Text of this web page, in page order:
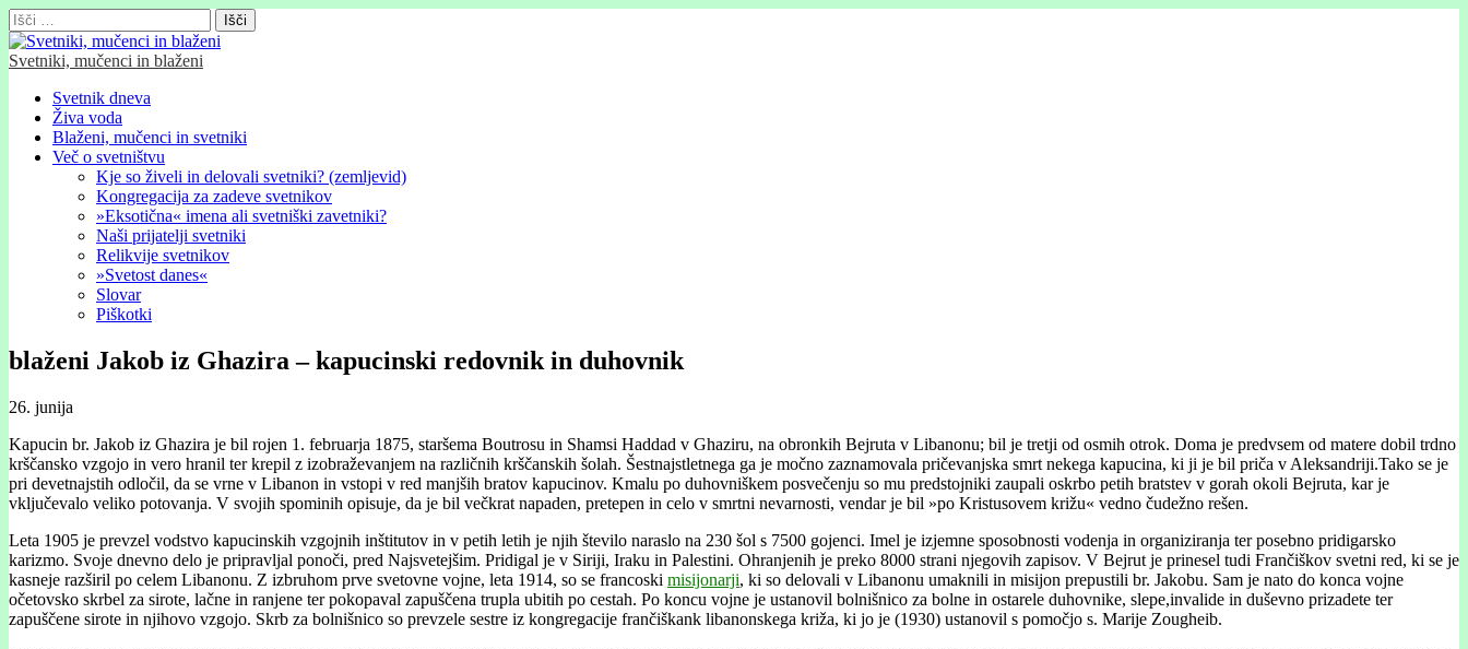
Išči:
Svetniki, mučenci in blaženi
Glavni
meni
Skip
content
Svetnik dneva
Živa voda
Blaženi, mučenci in svetniki
Več o svetništvu
Kje so živeli in delovali svetniki? (zemljevid)
Kongregacija za zadeve svetnikov
»Eksotična« imena ali svetniški zavetniki?
Naši prijatelji svetniki
Relikvije svetnikov
»Svetost danes«
Slovar
Piškotki
blaženi Jakob iz Ghazira – kapucinski redovnik in duhovnik
26. junija
Kapucin br. Jakob iz Ghazira je bil rojen 1. februarja 1875, staršema Boutrosu in Shamsi Haddad v Ghaziru, na obronkih Bejruta v Libanonu; bil je tretji od osmih otrok. Doma je predvsem od matere dobil trdno
krščansko vzgojo in vero hranil ter krepil z izobraževanjem na različnih krščanskih šolah. Šestnajstletnega ga je močno zaznamovala pričevanjska smrt nekega kapucina, ki ji je bil priča v Aleksandriji.­­Tako se je
pri devetnajstih odločil, da se vrne v Libanon in vstopi v red manjših bratov kapucinov. Kmalu po duhovniškem posvečenju so mu predstojniki zaupali oskrbo petih bratstev v gorah okoli Bejruta, kar je
vključevalo veliko potovanja. V svojih spominih opisuje, da je bil večkrat napaden, pretepen in celo v smrtni nevarnosti, vendar je bil »po Kristusovem križu« vedno čudežno rešen.
Leta 1905 je prevzel vodstvo kapucinskih vzgojnih inštitutov in v petih letih je njih število naraslo na 230 šol s 7500 gojenci. Imel je izjemne sposobnosti vodenja in organiziranja ter posebno pridigarsko
karizmo. Svoje dnevno delo je pripravljal ponoči, pred Najsvetejšim. Pridigal je v Siriji, Iraku in Palestini. Ohranjenih je preko 8000 strani njegovih zapisov. V Bejrut je prinesel tudi Frančiškov svetni red, ki se je
kasneje razširil po celem Libanonu. Z izbruhom prve svetovne vojne, leta 1914, so se francoski misijonarji, ki so delovali v Libanonu umaknili in misijon prepustili br. Jakobu. Sam je nato do konca vojne
očetovsko skrbel za sirote, lačne in ranjene ter pokopaval zapuščena trupla ubitih po cestah. Po koncu vojne je ustanovil bolnišnico za bolne in ostarele duhovnike, slepe,invalide in duševno prizadete ter
zapuščene sirote in njihovo vzgojo. Skrb za bolnišnico so prevzele sestre iz kongregacije frančiškank libanonskega križa, ki jo je (1930) ustanovil s pomočjo s. Marije Zougheib.